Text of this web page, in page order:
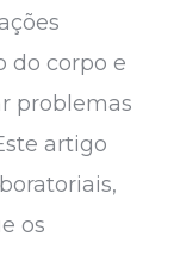
do corpo e
problemas
artigo
os